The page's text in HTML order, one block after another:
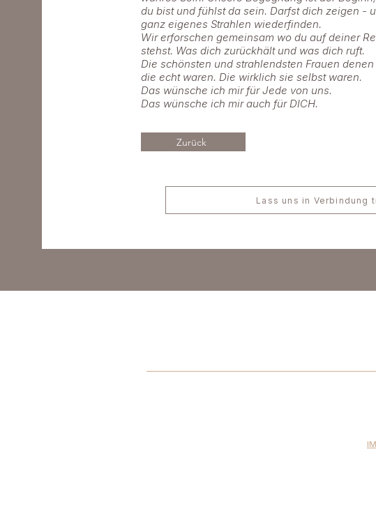
du bist und fühlst da sein. Darfst dich zeigen -
ganz eigenes Strahlen wiederfinden.
Wir erforschen gemeinsam wo du auf deiner
stehst. Was dich zurückhält und was dich ruft.
Die schönsten und strahlendsten Frauen
die echt waren. Die wirklich sie selbst waren.
Das wünsche ich mir für Jede von uns.
Das wünsche ich mir auch für DICH.
Zurück
Lass uns in Verbindung